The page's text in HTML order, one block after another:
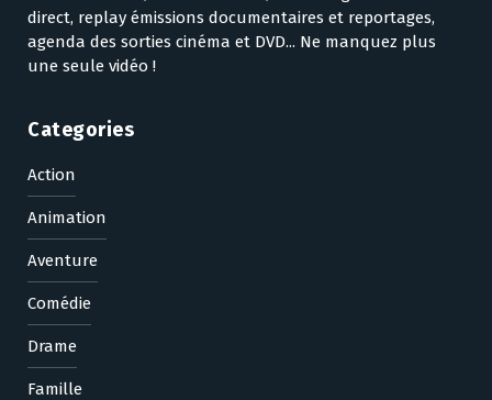
direct, replay émissions documentaires et reportages,
agenda des sorties cinéma et DVD... Ne manquez plus
une seule vidéo !
Categories
Action
Animation
Aventure
Comédie
Drame
Famille